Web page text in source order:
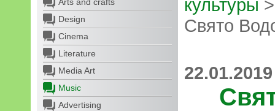
Design
Cinema
Literature
Media Art
Music
Advertising
культуры
Свято